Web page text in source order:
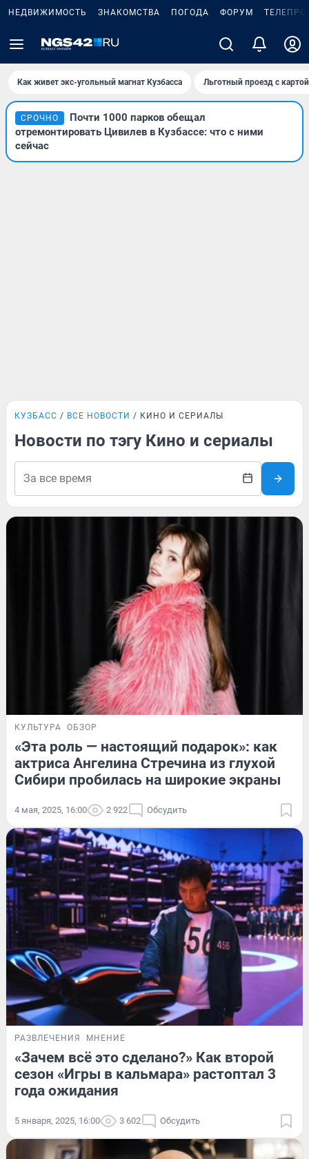
НЕДВИЖИМОСТЬ ЗНАКОМСТВА ПОГОДА ФОРУМ
Как живет экс-угольный магнат Кузбасса Льготный проезд с
СРОЧНО
Почти 1000 парков обещал
отремонтировать Цивилев в Кузбассе: что с ними
сейчас
КУЗБАСС ВСЕ НОВОСТИ КИНО И СЕРИАЛЫ
Новости по тэгу Кино и сериалы
КУЛЬТУРА ОБЗОР
«Эта роль — настоящий подарок»: как
актриса Ангелина Стречина из глухой
Сибири пробилась на широкие экраны
4 мая, 2025, 16:00 2 922 Обсудить
РАЗВЛЕЧЕНИЯ МНЕНИЕ
«Зачем всё это сделано?» Как второй
сезон «Игры в кальмара» растоптал 3
года ожидания
5 января, 2025, 16:00 3 602 Обсудить